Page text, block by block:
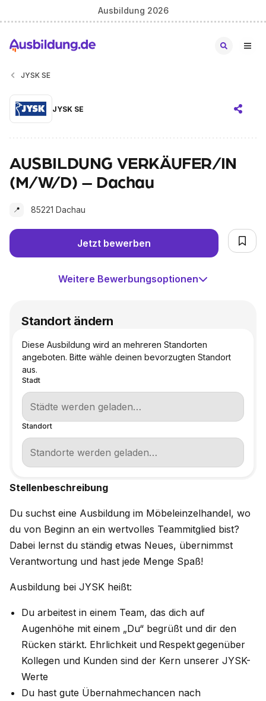
Ausbildung 2026
JYSK SE
JYSK SE
AUSBILDUNG VERKÄUFER/IN
(M/W/D) – Dachau
📍 85221 Dachau
Jetzt bewerben
Weitere Bewerbungsoptionen
Stellenbeschreibung
Du suchst eine Ausbildung im Möbeleinzelhandel, wo
du von Beginn an ein wertvolles Teammitglied bist?
Dabei lernst du ständig etwas Neues, übernimmst
Verantwortung und hast jede Menge Spaß!
Ausbildung bei JYSK heißt:
Du arbeitest in einem Team, das dich auf
Augenhöhe mit einem „Du“ begrüßt und dir den
Rücken stärkt. Ehrlichkeit und Respekt gegenüber
Kollegen und Kunden sind der Kern unserer JYSK-
Werte
Du hast gute Übernahmechancen nach
Standort ändern
Diese Ausbildung wird an mehreren Standorten
angeboten. Bitte wähle deinen bevorzugten Standort
aus.
Stadt
Standort